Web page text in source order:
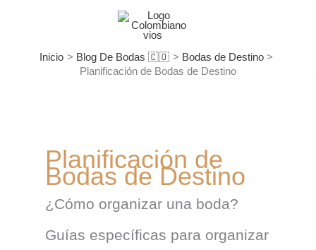
Inicio
Blog De Bodas 🇨🇴
Bodas de Destino
Planificación de Bodas de Destino
Planificación de
Bodas de Destino
¿Cómo organizar una boda?
Guías específicas para organizar